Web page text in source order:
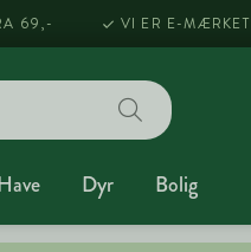
69,- VI ER E-MÆRKET
Dyr Bolig